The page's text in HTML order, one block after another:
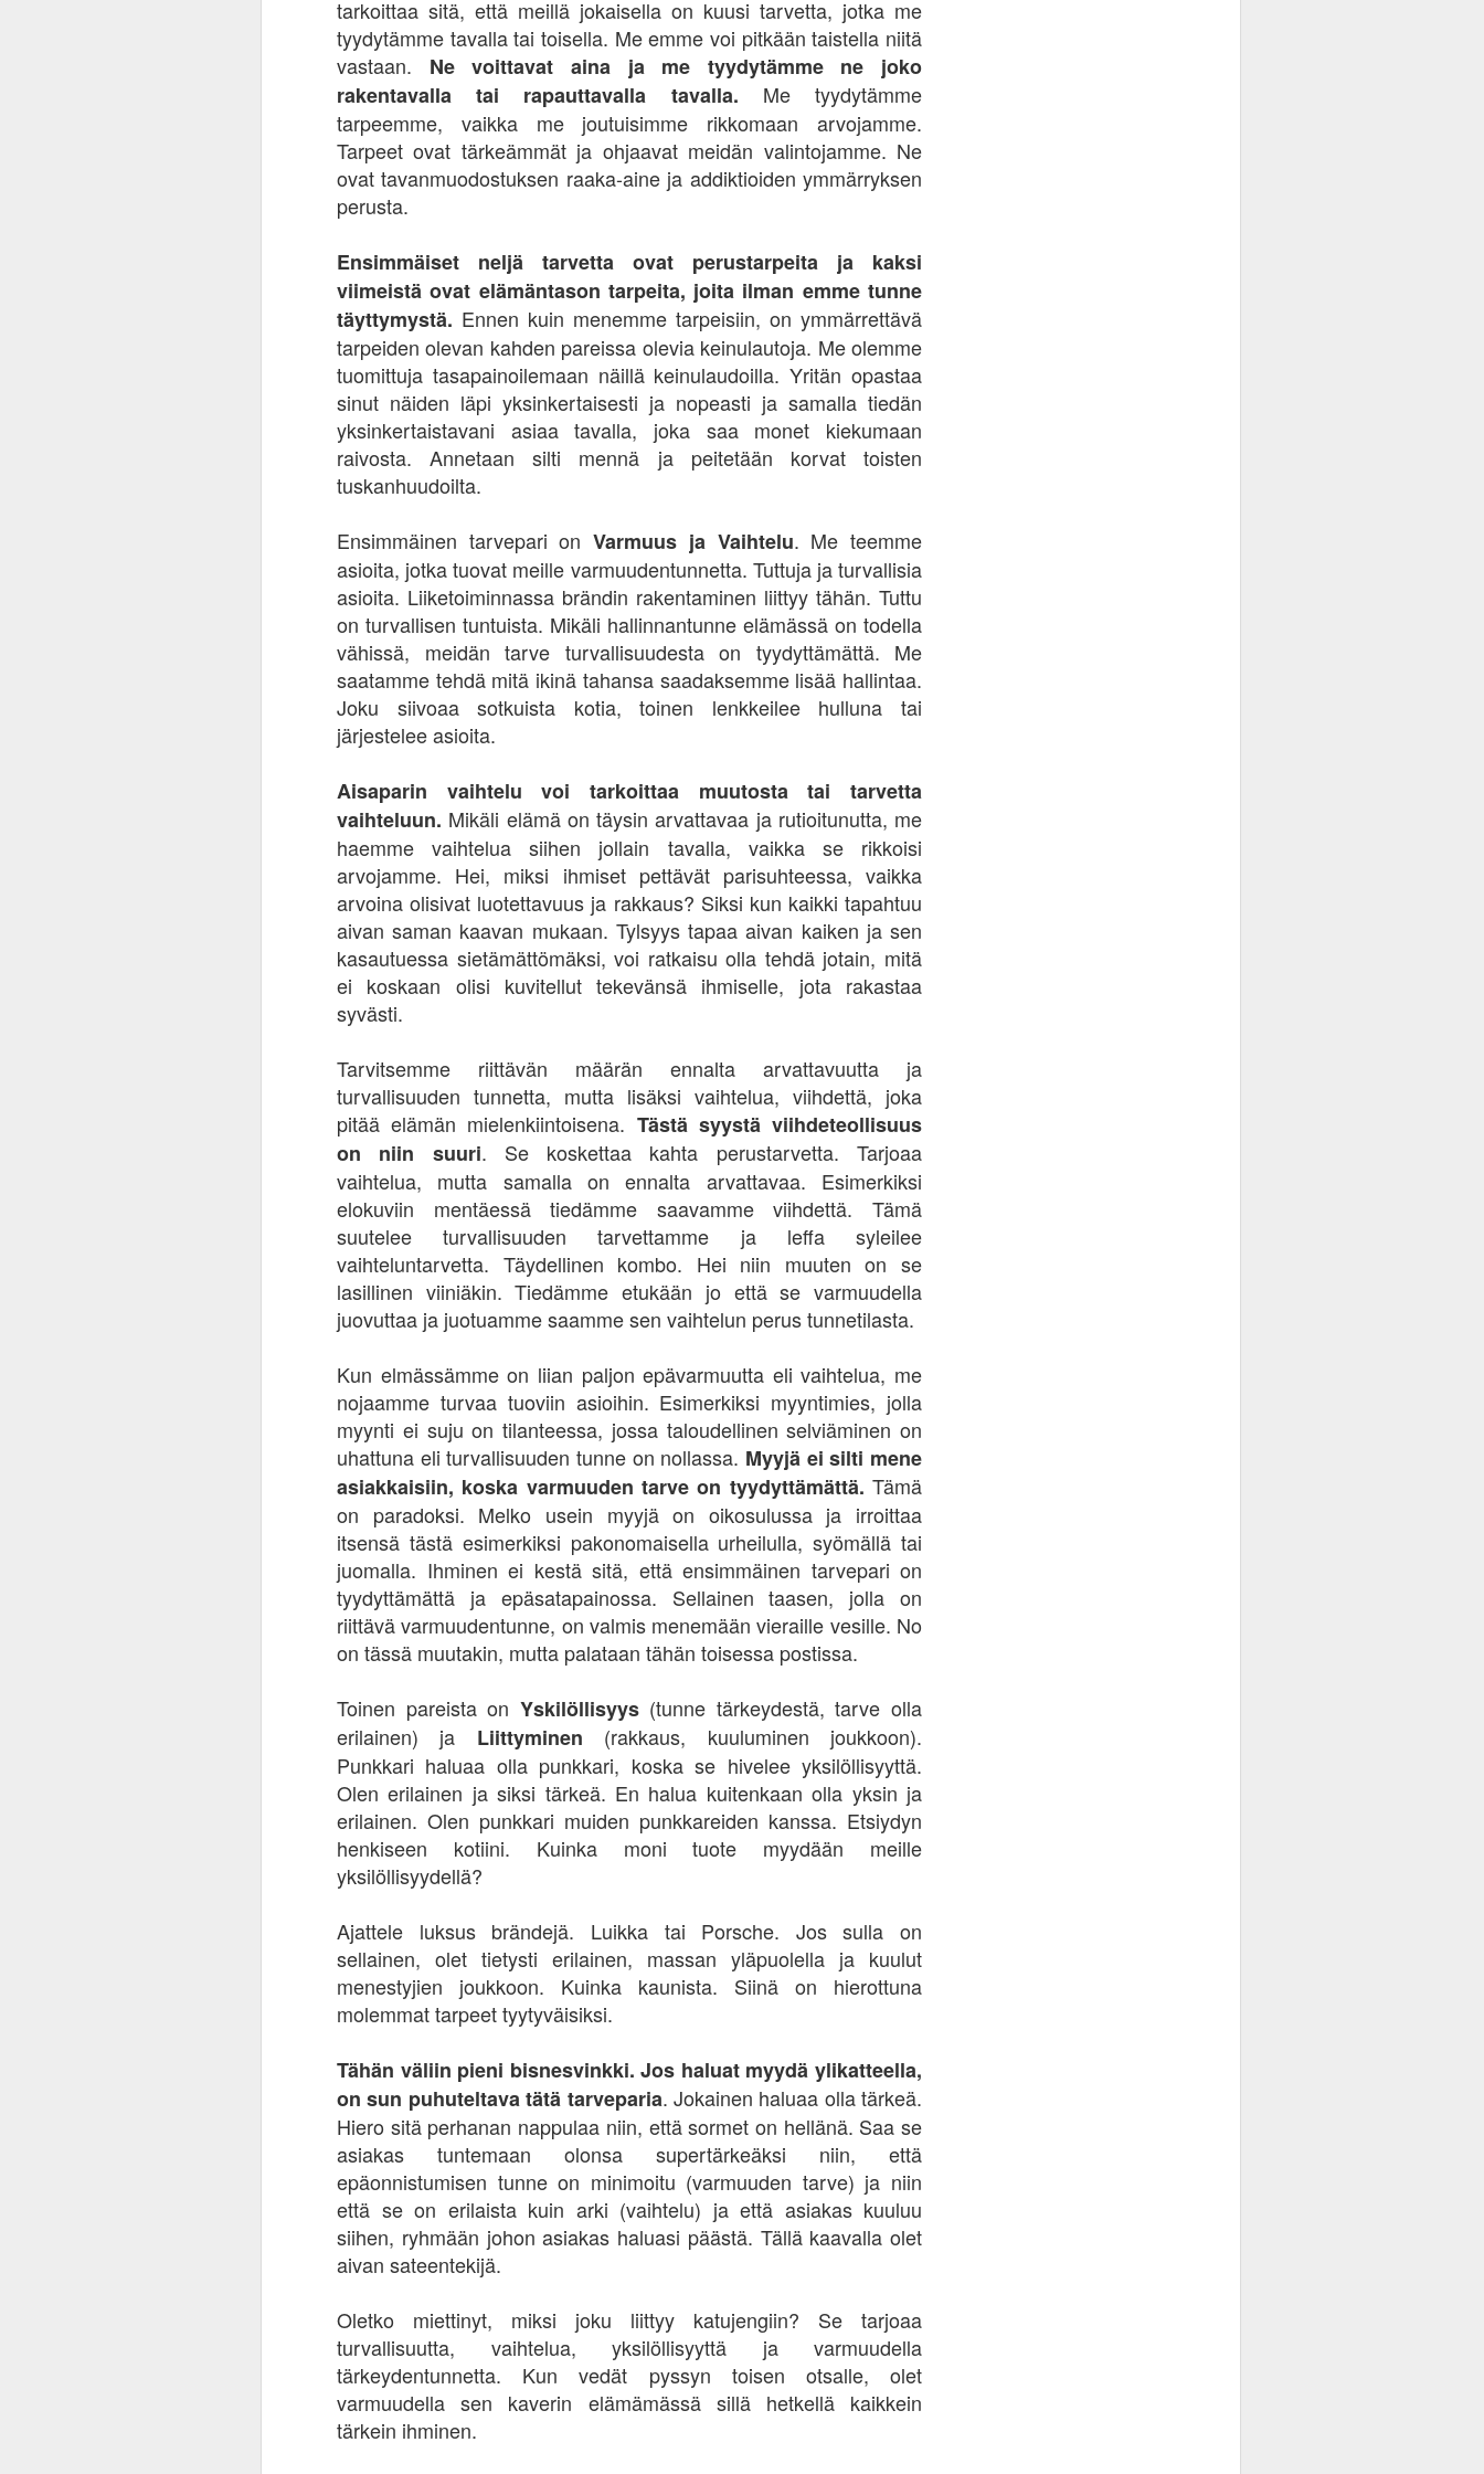
tarkoittaa sitä, että meillä jokaisella on kuusi tarvetta, jotka me
tyydytämme tavalla tai toisella. Me emme voi pitkään taistella niitä
vastaan. Ne voittavat aina ja me tyydytämme ne joko
rakentavalla tai rapauttavalla tavalla. Me tyydytämme
tarpeemme, vaikka me joutuisimme rikkomaan arvojamme.
Tarpeet ovat tärkeämmät ja ohjaavat meidän valintojamme. Ne
ovat tavanmuodostuksen raaka-aine ja addiktioiden ymmärryksen
perusta.
Ensimmäiset neljä tarvetta ovat perustarpeita ja kaksi
viimeistä ovat elämäntason tarpeita, joita ilman emme tunne
täyttymystä. Ennen kuin menemme tarpeisiin, on ymmärrettävä
tarpeiden olevan kahden pareissa olevia keinulautoja. Me olemme
tuomittuja tasapainoilemaan näillä keinulaudoilla. Yritän opastaa
sinut näiden läpi yksinkertaisesti ja nopeasti ja samalla tiedän
yksinkertaistavani asiaa tavalla, joka saa monet kiekumaan
raivosta. Annetaan silti mennä ja peitetään korvat toisten
tuskanhuudoilta.
Ensimmäinen tarvepari on Varmuus ja Vaihtelu. Me teemme
asioita, jotka tuovat meille varmuudentunnetta. Tuttuja ja turvallisia
asioita. Liiketoiminnassa brändin rakentaminen liittyy tähän. Tuttu
on turvallisen tuntuista. Mikäli hallinnantunne elämässä on todella
vähissä, meidän tarve turvallisuudesta on tyydyttämättä. Me
saatamme tehdä mitä ikinä tahansa saadaksemme lisää hallintaa.
Joku siivoaa sotkuista kotia, toinen lenkkeilee hulluna tai
järjestelee asioita.
Aisaparin vaihtelu voi tarkoittaa muutosta tai tarvetta
vaihteluun. Mikäli elämä on täysin arvattavaa ja rutioitunutta, me
haemme vaihtelua siihen jollain tavalla, vaikka se rikkoisi
arvojamme. Hei, miksi ihmiset pettävät parisuhteessa, vaikka
arvoina olisivat luotettavuus ja rakkaus? Siksi kun kaikki tapahtuu
aivan saman kaavan mukaan. Tylsyys tapaa aivan kaiken ja sen
kasautuessa sietämättömäksi, voi ratkaisu olla tehdä jotain, mitä
ei koskaan olisi kuvitellut tekevänsä ihmiselle, jota rakastaa
syvästi.
Tarvitsemme riittävän määrän ennalta arvattavuutta ja
turvallisuuden tunnetta, mutta lisäksi vaihtelua, viihdettä, joka
pitää elämän mielenkiintoisena. Tästä syystä viihdeteollisuus
on niin suuri. Se koskettaa kahta perustarvetta. Tarjoaa
vaihtelua, mutta samalla on ennalta arvattavaa. Esimerkiksi
elokuviin mentäessä tiedämme saavamme viihdettä. Tämä
suutelee turvallisuuden tarvettamme ja leffa syleilee
vaihteluntarvetta. Täydellinen kombo. Hei niin muuten on se
lasillinen viiniäkin. Tiedämme etukään jo että se varmuudella
juovuttaa ja juotuamme saamme sen vaihtelun perus tunnetilasta.
Kun elmässämme on liian paljon epävarmuutta eli vaihtelua, me
nojaamme turvaa tuoviin asioihin. Esimerkiksi myyntimies, jolla
myynti ei suju on tilanteessa, jossa taloudellinen selviäminen on
uhattuna eli turvallisuuden tunne on nollassa. Myyjä ei silti mene
asiakkaisiin, koska varmuuden tarve on tyydyttämättä. Tämä
on paradoksi. Melko usein myyjä on oikosulussa ja irroittaa
itsensä tästä esimerkiksi pakonomaisella urheilulla, syömällä tai
juomalla. Ihminen ei kestä sitä, että ensimmäinen tarvepari on
tyydyttämättä ja epäsatapainossa. Sellainen taasen, jolla on
riittävä varmuudentunne, on valmis menemään vieraille vesille. No
on tässä muutakin, mutta palataan tähän toisessa postissa.
Toinen pareista on Yskilöllisyys(tunne tärkeydestä, tarve olla
erilainen) ja Liittyminen (rakkaus, kuuluminen joukkoon).
Punkkari haluaa olla punkkari, koska se hivelee yksilöllisyyttä.
Olen erilainen ja siksi tärkeä. En halua kuitenkaan olla yksin ja
erilainen. Olen punkkari muiden punkkareiden kanssa. Etsiydyn
henkiseen kotiini. Kuinka moni tuote myydään meille
yksilöllisyydellä?
Ajattele luksus brändejä. Luikka tai Porsche. Jos sulla on
sellainen, olet tietysti erilainen, massan yläpuolella ja kuulut
menestyjien joukkoon. Kuinka kaunista. Siinä on hierottuna
molemmat tarpeet tyytyväisiksi.
Tähän väliin pieni bisnesvinkki. Jos haluat myydä ylikatteella,
on sun puhuteltava tätä tarveparia. Jokainen haluaa olla tärkeä.
Hiero sitä perhanan nappulaa niin, että sormet on hellänä. Saa se
asiakas tuntemaan olonsa supertärkeäksi niin, että
epäonnistumisen tunne on minimoitu (varmuuden tarve) ja niin
että se on erilaista kuin arki (vaihtelu) ja että asiakas kuuluu
siihen, ryhmään johon asiakas haluasi päästä. Tällä kaavalla olet
aivan sateentekijä.
Oletko miettinyt, miksi joku liittyy katujengiin? Se tarjoaa
turvallisuutta, vaihtelua, yksilöllisyyttä ja varmuudella
tärkeydentunnetta. Kun vedät pyssyn toisen otsalle, olet
varmuudella sen kaverin elämämässä sillä hetkellä kaikkein
tärkein ihminen.
ylämäkeen. Huipulla karhu läimäyttää Mr. Markkinan ikkunasta alas.
Vähän riippuu missä kerroksessa ollaan, että kuinka kävi.
Aktiivisesti tai puoliaktiivisesti kauppaa käyvällä tulee olla hyvä
suunnitelma aka trading plan, jonka mukaisesti käy kauppaa.
APR Mestareiksi tullaan palvomalla perusasioita
harjoittelu sekä jatkuva oppiminen. Utelias ihminen tutkii maailmaa
laajalti. Sijoittaja tutkii sitä omien sijoituskiinnostustensa alueen lisäksi
laajalti sieltä, mikä ei ole itselle alkuun se “ainut ja oikea”.
FB:n sijoitusryhmiä seuratessa on kiinnostavaa, kuinka useat niistä
siiloutuvat yhden ainoan oikeaksi uskotun ajatuksen ympärille.
MAR
19
Toisten kokemukset navigaattorina menestyksen
polulla?
käynyt kuitenkin selväksi, että että oikopolkuja on kovin vähän. Matkan
varrella kokemus luo pohjaa tuleville onnistumisille ja antaa
perspektiiviä asioihin. Ihminen tuppaa kasvamaan ja kypsymään
tallustellessaan eteenpäin elon polkua.
Vuosien varrella syntyneet kontaktit, kohtaamiset ja kokemukset
kasvattavat.
JAN
31
Omistatko osakkeesi joita olet ostanut sekä muuta
mietittävää
Osakkeita ostaessa ja myydessä perinteisesti ajattelee olevansa
kuintenkin piensijoittajana me olemmekin se tuote. Useat välittäjät
myyvät order-flown ja saavat siitä rahaa. Ostajina ovat kauppojen
toteuttaja (dark poolit), jotka lupaavat omassa poolissaan totetuttaa
kaupat ja niin tekevätkin. Siinä altaassa, jossa heidän omat HTF-
algoritminsa luovat likviditeettiä, eli front-runnaavat meidän odat.
JAN
27
Mitä ihmettä se tarkoittaa kun Nokia nousee 40%
yössä?
Nyt on se aika kun pääset todistamaan samaa, mikä on tapahtunut
meltdowneista oli syksyllä 2007, jota perus sijoittaja ei juuri nähnytkään,
koska indeksit eivät romahtaneet, sillä paskat yhtiöt nousivat satoja
prosentteja ja hyvät laskivat. Tämä tasoitti indeksin tilannetta. Toisin oli
sitten 2008-2009 ja 2011.
JAN
15
Jokaisesta hyvästä ideasta syntyy ongelmia
Aikanaan sain neuvon kokeneemmalta yrittäjältä, All my troubles
started as a great idea. En oikein tajunnut mitä hän tarkoitti
tuolloin, kunnes olen ymmärtänyt. On aika typerää valittaa sellaisista
arjen ongelmista, joiden syntyyn on itse ollut vaikuttamassa. Ainoa tapa
kasvaa on ottaa riskejä, jotka ovat syvällä epämukavuusalueela.
Riskien kautta voi oppia tuntemaan itsensä sekä toiset. Paine paljastaa
JAN
5
Kuinka kiinnostavaa onkaan tietää paljonko matkaa
on sohvalta jääkaapille, sekä muita opinkappaleita
On ollut erikoista huomata miten etätyönteko on kaventanut ajattelua
valtavalla tavalla. Useimmiten näkökulmat avartuvat toisten ihmisten
seurassa ja vieraillessa uusissa tai toisissa ympäristöissä. On ollut
aivan selvää, että tiedon lisääntyminen oman minielinympäristöstä ei
ole varsinaisesti lisännyt ideoita tai luonut ajatuksia, joista olisi ollut
intoa kirjoittaa. Ketä kiinnostaa, että meidän sohvalta on kymmenen
askelta jääkaapille tai jääkaapilta toiseen kylpyhuoneeseen viisi
askelta.
7
Vuosi 2020 on ollut unohtumaton, kummallinen,
karmea ja ihana
Ketään tuskin yllättää, jos sanoo vuoden 2020 olleen suht erikoinen.
Omalla kohdalla vuosi on ollut samaan aikaan yksi parhaista ja toisaalta
yksi turhauttavimmista vuosikymmeneen. Totutut rutiinit ovat
rikkoutuneet. Matkustaminen on taipunut minimiin. Tuntuu silti
uskomattomalta, että on kuitenkin voinut olla matkoilla tänäkin vuonna
reilut 2kk vaikka on nököttänyt kuukausia kotona. Enemmän päiviä
8
Self-help is masturbation - onko lukemisesta mitään
hyötyä kuitenkaan?
Olen käynyt keskusteluja siitä, onko lukemisesta oikeasti hyötyä.
Vastaus on sekä ehdottomasti on ja ei välttämättä yhtään mitään. Kyse
on täysin turha. Tietenkin lukemisesta saa ajatuksille aminohappoja ja
siten se on aina jonkin verran hyödyllistä. Kuitenkin tavoitteellinen
lukeminen on eri asia. Löydettyjä ideoita ja ajatuksia pitää lähteä
työstämään ja soveltamaan käytäntöön. Tässäkin toimii tuttu 80/20
sääntö.
ME AUDILLA AJAVAT TOIMITUSJOHTAJAT OLEMME ITSEKKÄITÄ JA MUISTA
PIITTAAMATTOMIA K**IPÄITÄ!
Jaan tässä pitkäaikaisen ystäväni ja kanssayrittäjän ajatuksia. Lue ajatuksella. Itse en olisi paremmin voinut
tätä sanallistaa. Kaikki kunnia Sämpylle.
ME AUDILLA AJAVAT TOIMITUSJOHTAJAT OLEMME ITSEKKÄITÄ JA MUISTA PIITTAAMATTOMIA
Anders Tengell on vähintään mielipuoli, ehkä jopa psykopaatti hullu, jonka vuoksi koko Ruotsin kansan henki on
uhattuna. Ja jos ruotsalaiset kerran uskovat ”Tengeleä”, niin itsepähän ovat taas kerran niin tyhmiä ja ylpeitä.